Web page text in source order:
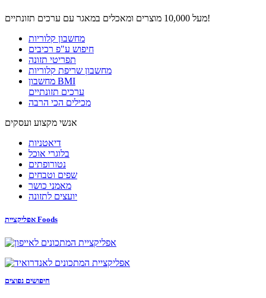
מעל 10,000 מוצרים ומאכלים במאגר עם ערכים תזונתיים!
מחשבון קלוריות
חיפוש ע"פ רכיבים
תפריטי תזונה
מחשבון שריפת קלוריות
מחשבון BMI
ערכים תזונתיים
מכילים הכי הרבה
אנשי מקצוע ועסקים
דיאטניות
בלוגרי אוכל
נטורופתים
שפים וטבחים
מאמני כושר
יועצים לתזונה
אפליקציית Foods
חיפושים נפוצים